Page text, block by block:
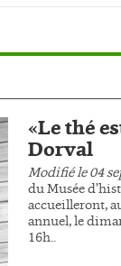
«Le thé
Dorval
Modifié le 04
du Musée
accueilleront,
annuel, le
16h..